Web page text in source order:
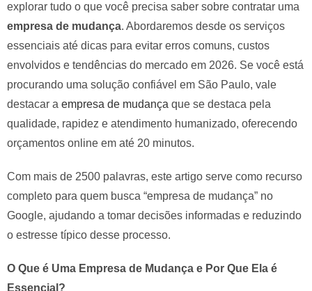
explorar tudo o que você precisa saber sobre contratar uma
empresa de mudança. Abordaremos desde os serviços
essenciais até dicas para evitar erros comuns, custos
envolvidos e tendências do mercado em 2026. Se você está
procurando uma solução confiável em São Paulo, vale
destacar a empresa de mudança que se destaca pela
qualidade, rapidez e atendimento humanizado, oferecendo
orçamentos online em até 20 minutos.
Com mais de 2500 palavras, este artigo serve como recurso
completo para quem busca “empresa de mudança” no
Google, ajudando a tomar decisões informadas e reduzindo
o estresse típico desse processo.
O Que é Uma Empresa de Mudança e Por Que Ela é
Essencial?